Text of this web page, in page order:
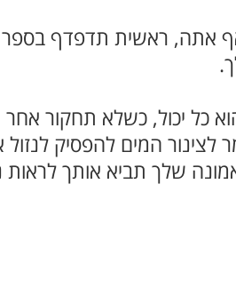
אף אתה, ראשית תדפדף
כל יכול, כשלא תחקור אחר
המים להפסיק לנזול
שלך תביא אותך לראות